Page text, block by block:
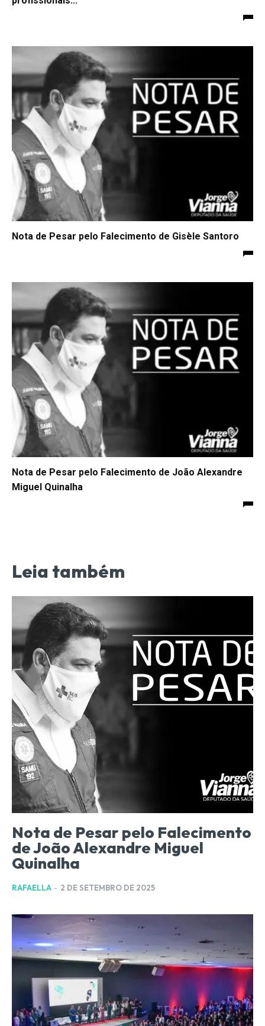
Nota de Pesar pelo Falecimento de Gisèle Santoro
Nota de Pesar pelo Falecimento de João Alexandre
Miguel Quinalha
Leia também
Nota de Pesar pelo Falecimento
de João Alexandre Miguel
Quinalha
RAFAELLA - 2 DE SETEMBRO DE 2025